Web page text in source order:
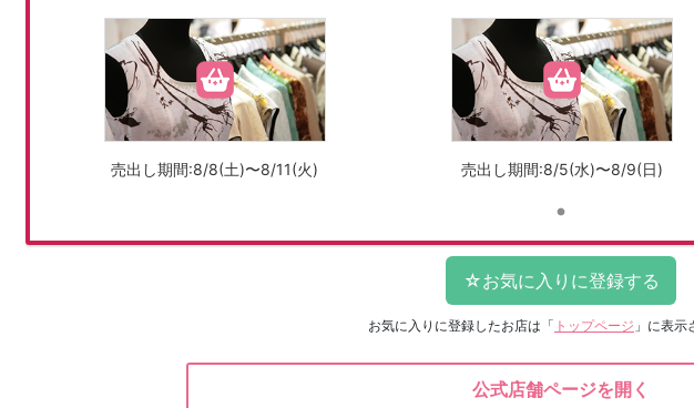
売出し期間:8/8(土)〜8/11(火) 売出し期間:8/5(水)〜8/9(日)
お気に入りに登録したお店は 「 トップページ 」に表示
公式店舗ページを開く